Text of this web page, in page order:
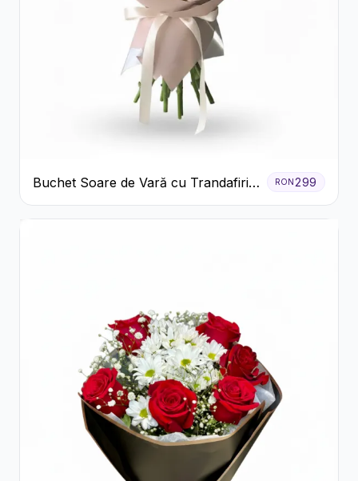
Buchet Soare de Vară cu Trandafiri
Galbeni și Crizanteme Albe
RON 299